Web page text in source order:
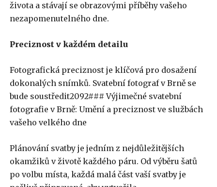
života a stávají se obrazovými příběhy vašeho
nezapomenutelného dne.
Preciznost v každém detailu
Fotografická preciznost je klíčová pro dosažení
dokonalých snímků. Svatební fotograf v Brně se
bude soustředit2092### Výjimečné svatební
fotografie v Brně: Umění a preciznost ve službách
vašeho velkého dne
Plánování svatby je jedním z nejdůležitějších
okamžiků v životě každého páru. Od výběru šatů
po volbu místa, každá malá část vaší svatby je